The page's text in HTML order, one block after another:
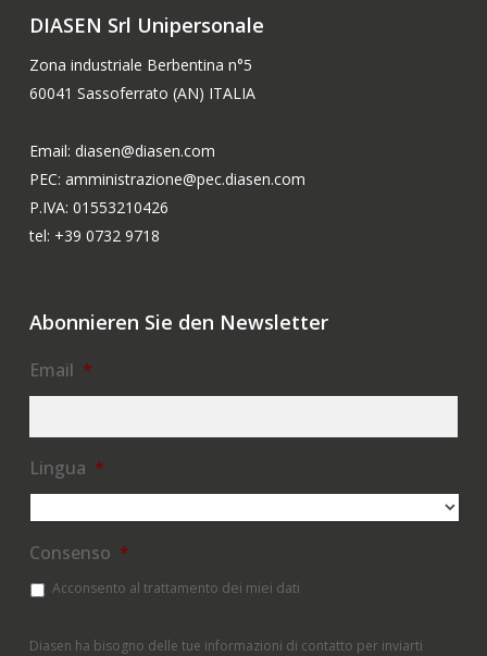
DIASEN Srl Unipersonale
Zona industriale Berbentina n°5
60041 Sassoferrato (AN) ITALIA
Email: diasen@diasen.com
PEC: amministrazione@pec.diasen.com
P.IVA: 01553210426
tel: +39 0732 9718
Abonnieren Sie den Newsletter
Email *
Lingua *
Consenso *
Acconsento al trattamento dei miei dati
Diasen ha bisogno delle tue informazioni di contatto per inviarti